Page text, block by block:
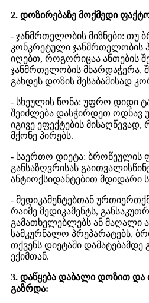
2. დოზირებაზე მოქმედი
- ჯანმრთელობის მიზნები: თუ
კონკრეტული ჯანმრთელობის
იღებთ, როგორიცაა ანთების
ჯანმრთელობის მხარდაჭერა,
გახდეს დოზის შესაბამისად
- სხეულის წონა: უფრო დიდი
შეიძლება დასჭირდეთ
იგივე ეფექტების
მქონე პირებს.
- საერთო დიეტა: ბროწეულის
განსაზღვრისას
ანტიოქსიდანტებით მდიდარი
- მედიკამენტებთან
რაიმე მედიკამენტს,
გამათხელებლებს ან მაღალი
სამკურნალო პრეპარატებს,
თქვენს დიეტაში
ექიმთან.
3. დაწყება დაბალი დოზით
გაზრდა: